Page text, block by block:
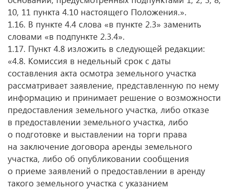
10, 11 пункта 4.10 настоящего Положения.».
1.16. В пункте 4.4 слова «в пункте 2.3» заменить
словами «в подпункте 2.3.4».
1.17. Пункт 4.8 изложить в следующей редакции:
«4.8. Комиссия в недельный срок с даты
составления акта осмотра земельного участка
рассматривает заявление, представленную по нему
информацию и принимает решение о возможности
предоставления земельного участка, либо отказе
в предоставлении земельного участка, либо
о подготовке и выставлении на торги права
на заключение договора аренды земельного
участка, либо об опубликовании сообщения
о приеме заявлений о предоставлении в аренду
такого земельного участка с указанием